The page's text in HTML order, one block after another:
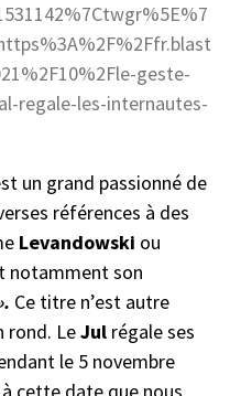
geste-
regale-les-internautes-
un grand passionné de
références à des
Levandowski ou
notamment son
Ce titre n’est autre
rond. LeJul régale ses
le 5 novembre